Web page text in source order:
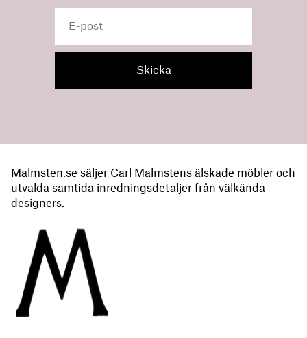
Malmsten.se säljer Carl Malmstens älskade möbler och
utvalda samtida inredningsdetaljer från välkända
designers.